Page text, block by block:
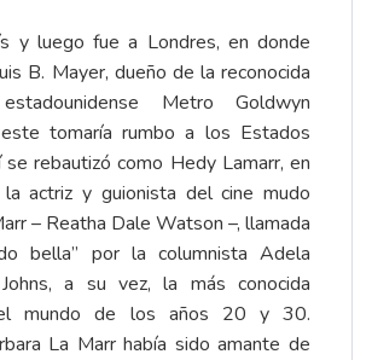
y luego fue a Londres, en donde
B. Mayer, dueño de la reconocida
Metro Goldwyn
tomaría rumbo a los Estados
rebautizó como Hedy Lamarr, en
actriz y guionista del cine mudo
– Reatha Dale Watson –, llamada
bella” por la columnista Adela
a su vez, la más conocida
mundo de los años 20 y 30.
La Marr había sido amante de